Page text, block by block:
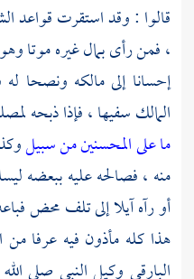
قالوا : وقد استقرت قواعد
، فمن رأى بمال غيره موتا
إحسانا إلى مالكه ونصحا
المالك سفيها ، فإذا ذبحه
ما على المحسنين من سبيل
منه ، فصالحه عليه ببعضه
أو رآه آيلا إلى تلف محض
هذا كله مأذون فيه عرفا
البارقي وكيل النبي صلى